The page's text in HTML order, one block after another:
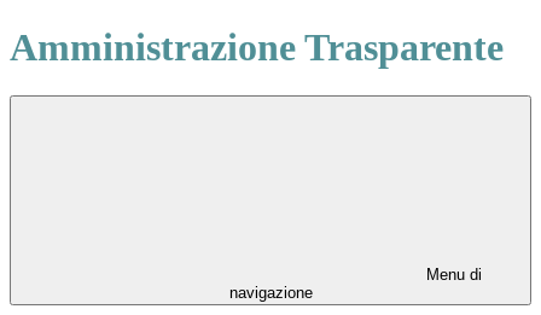
Amministrazione Trasparente
Menu di
navigazione